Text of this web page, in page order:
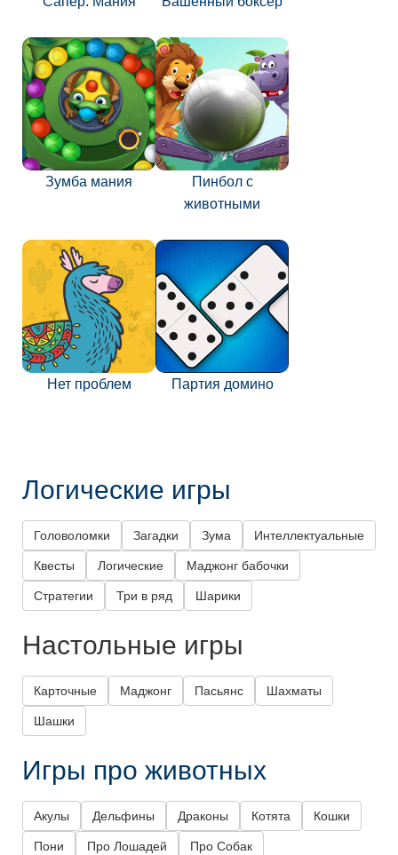
Зумба мания
Пинбол с
животными
Нет проблем Партия домино
Логические игры
Головоломки Загадки Зума Интеллектуальные
Квесты Логические Маджонг бабочки
Стратегии Три в ряд Шарики
Настольные игры
Карточные Маджонг Пасьянс Шахматы
Шашки
Игры про животных
Акулы Дельфины Драконы Котята Кошки
Пони Про Лошадей Про Собак